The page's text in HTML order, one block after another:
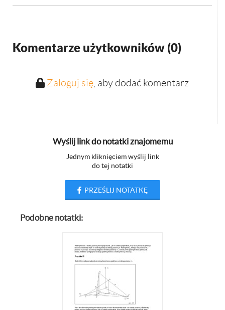
Komentarze użytkowników (0)
Zaloguj się, aby dodać komentarz
Wyślij link do notatki znajomemu
Jednym kliknięciem wyślij link
do tej notatki
PRZEŚLIJ NOTATKĘ
Podobne notatki: